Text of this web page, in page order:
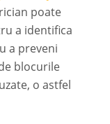
poate
a identifica
a preveni
blocurile
o astfel